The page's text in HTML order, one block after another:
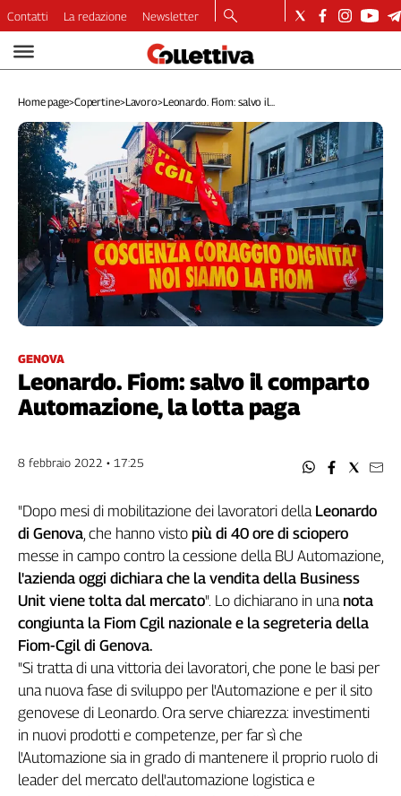
Video
Dirette
Longform
Copertine
Economia
Lavoro
Ambiente
Diritti
Welfare
Italia
Internazionale
Categorie
Filcams
Fillea
Fiom
Fisac
Flai
Flc
Fp
Nidil
Slc
Spi
Inca
Caaf
Speciali
G8
Contatti La redazione Newsletter
Home page>Copertine>Lavoro>Leonardo. Fiom: salvo il...
GENOVA
Leonardo. Fiom: salvo il comparto
Automazione, la lotta paga
8 febbraio 2022 • 17:25
"Dopo mesi di mobilitazione dei lavoratori della Leonardo
di Genova, che hanno visto più di 40 ore di sciopero
messe in campo contro la cessione della BU Automazione,
l'azienda oggi dichiara che la vendita della Business
Unit viene tolta dal mercato". Lo dichiarano in una nota
congiunta la Fiom Cgil nazionale e la segreteria della
Fiom-Cgil di Genova.
"Si tratta di una vittoria dei lavoratori, che pone le basi per
una nuova fase di sviluppo per l'Automazione e per il sito
genovese di Leonardo. Ora serve chiarezza: investimenti
in nuovi prodotti e competenze, per far sì che
l'Automazione sia in grado di mantenere il proprio ruolo di
leader del mercato dell'automazione logistica e